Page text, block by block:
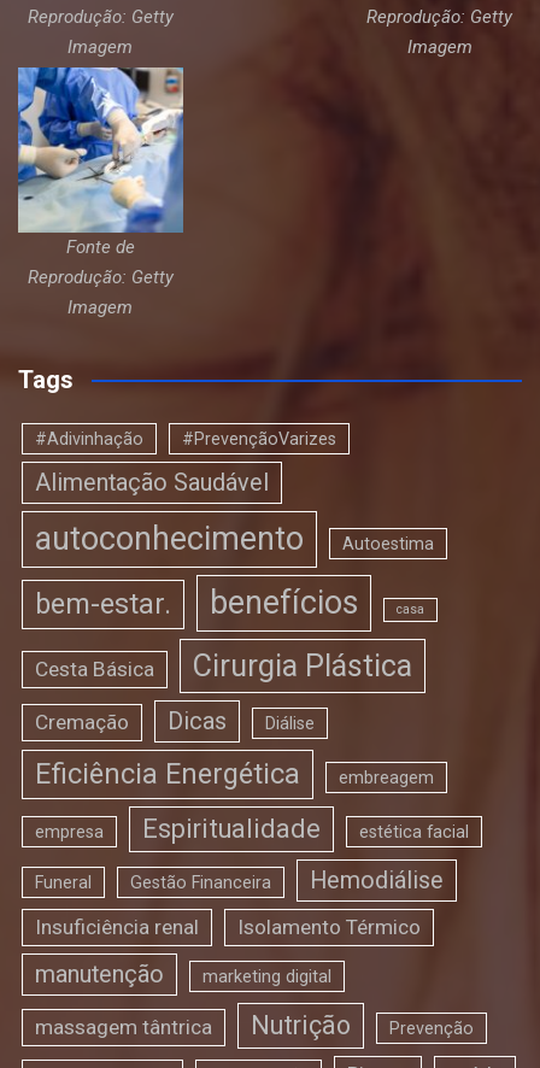
Reprodução: Getty
Imagem
Reprodução: Getty
Imagem
Fonte de
Reprodução: Getty
Imagem
Tags
#Adivinhação #PrevençãoVarizes
Alimentação Saudável
autoconhecimento Autoestima
bem-estar. benefícios casa
Cesta Básica Cirurgia Plástica
Cremação Dicas Diálise
Eficiência Energética embreagem
empresa Espiritualidade estética facial
Funeral Gestão Financeira Hemodiálise
Insuficiência renal Isolamento Térmico
manutenção marketing digital
massagem tântrica Nutrição Prevenção